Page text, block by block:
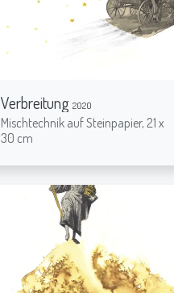
Verbreitung 2020
Mischtechnik auf Steinpapier, 21 x
30 cm